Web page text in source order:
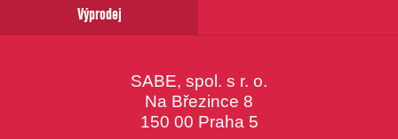
Výprodej
SABE, spol. s r. o.
Na Březince 8
150 00 Praha 5